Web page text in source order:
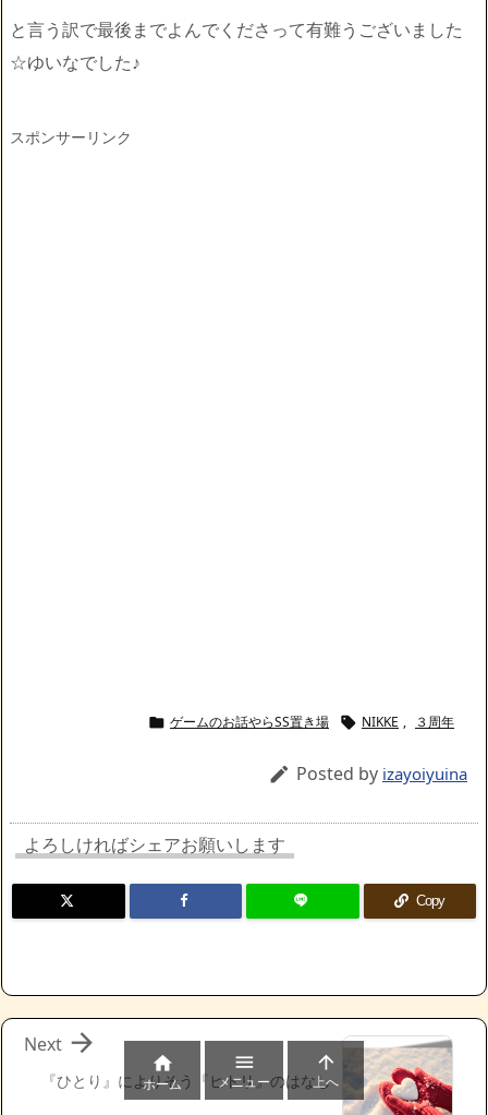
と言う訳で最後までよんでくださって有難うございました
☆ゆいなでした♪
スポンサーリンク
 ゲームのお話やらSS置き場  NIKKE , ３周年
 Posted by izayoiyuina
よろしければシェアお願いします
Copy
『ひとり』によりそう『ヒトリ』のはなし

Next

ホーム

メニュー

上へ